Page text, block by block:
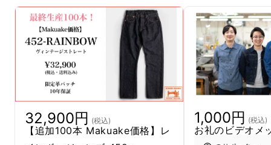
32,900円 (税込)
【追加100本 Makuake価格】レ
1,000円 (税込)
お礼のビデオメ